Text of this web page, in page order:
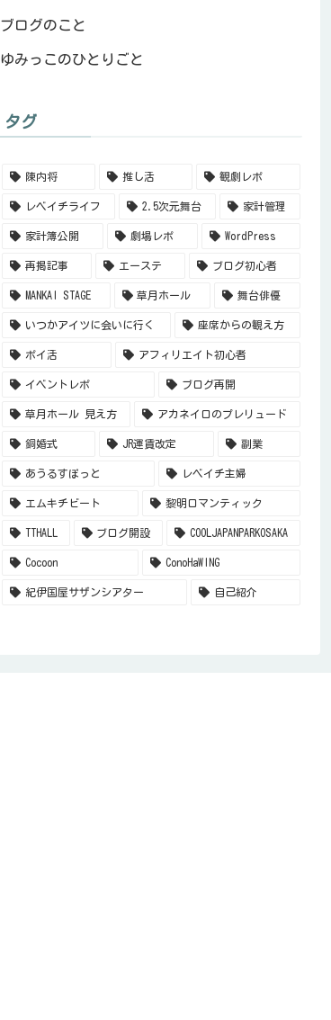
ブログのこと
ゆみっこのひとりごと
タグ
陳内将 推し活 観劇レポ
レベイチライフ 2.5次元舞台 家計管理
家計簿公開 劇場レポ WordPress
再掲記事 エーステ ブログ初心者
MANKAI STAGE 草月ホール 舞台俳優
いつかアイツに会いに行く 座席からの観え方
ポイ活 アフィリエイト初心者
イベントレポ ブログ再開
草月ホール 見え方 アカネイロのプレリュード
銅婚式 JR運賃改定 副業
あうるすぽっと レベイチ主婦
エムキチビート 黎明ロマンティック
TTHALL ブログ開設 COOLJAPANPARKOSAKA
Cocoon ConoHaWING
紀伊国屋サザンシアター 自己紹介